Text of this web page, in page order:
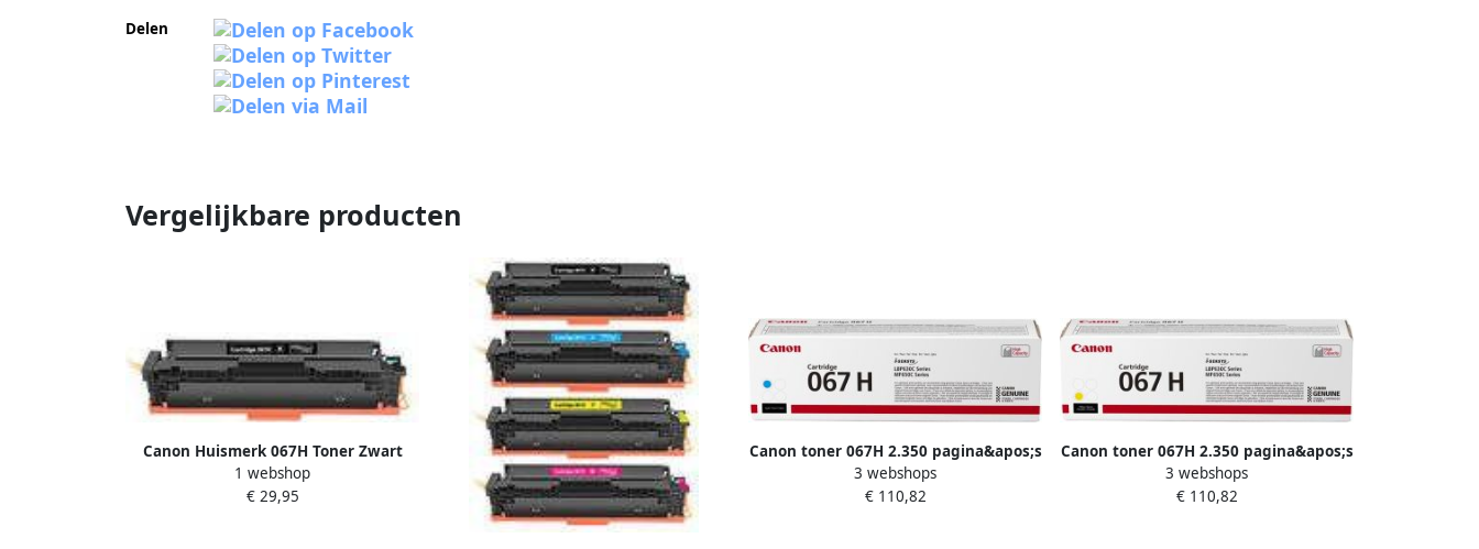
Delen
Vergelijkbare producten
Canon Huismerk 067H Toner Zwart
Hoge Capaciteit
1 webshop
€ 29,95
Canon toner 067H 2.350 pagina&apos;s
OEM 5105C002 cyaan
3 webshops
€ 110,82
Canon toner 067H 2.350 pagina&apos;s
OEM 5103C002 geel
3 webshops
€ 110,82